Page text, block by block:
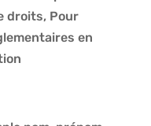
droits, Pour
en